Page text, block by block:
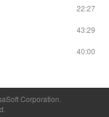
22:27
43:29
40:00
Corporation.